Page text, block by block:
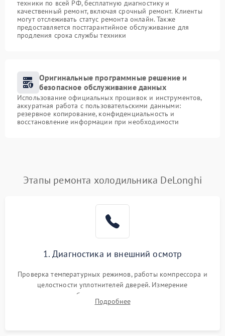
техники по всей РФ, бесплатную диагностику и
качественный ремонт, включая срочный ремонт. Клиенты
могут отслеживать статус ремонта онлайн. Также
предоставляется постгарантийное обслуживание для
продления срока службы техники
Оригинальные программные решение и
безопасное обслуживание данных
Использование официальных прошивок и инструментов,
аккуратная работа с пользовательскими данными:
резервное копирование, конфиденциальность и
восстановление информации при необходимости
Этапы ремонта холодильника DeLonghi
1. Диагностика и внешний осмотр
Проверка температурных режимов, работы компрессора и
целостности уплотнителей дверей. Измерение
сопротивления обмоток мотора, проверка термостата и
считывание кодов ошибок с электронного дисплея.
Подробнее